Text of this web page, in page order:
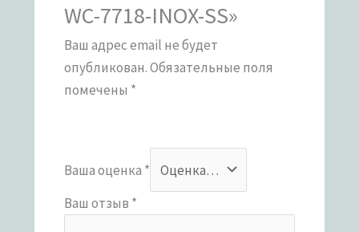
WC-7718-INOX-SS»
Ваш адрес email не будет
опубликован.Обязательные поля
помечены *
Ваша оценка *
Ваш отзыв *